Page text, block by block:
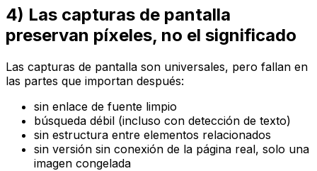
4) Las capturas de pantalla
preservan píxeles, no el significado
Las capturas de pantalla son universales, pero fallan en
las partes que importan después:
sin enlace de fuente limpio
búsqueda débil (incluso con detección de texto)
sin estructura entre elementos relacionados
sin versión sin conexión de la página real, solo una
imagen congelada